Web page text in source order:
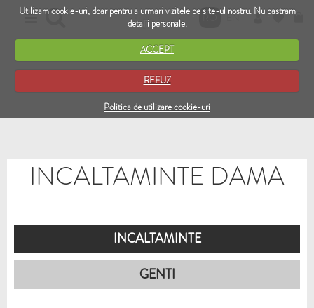
Utilizam cookie-uri, doar pentru a urmari vizitele pe site-ul nostru. Nu pastram
detalii personale.
ACCEPT
REFUZ
Politica de utilizare cookie-uri
RO EN
INCALTAMINTE DAMA
INCALTAMINTE
GENTI